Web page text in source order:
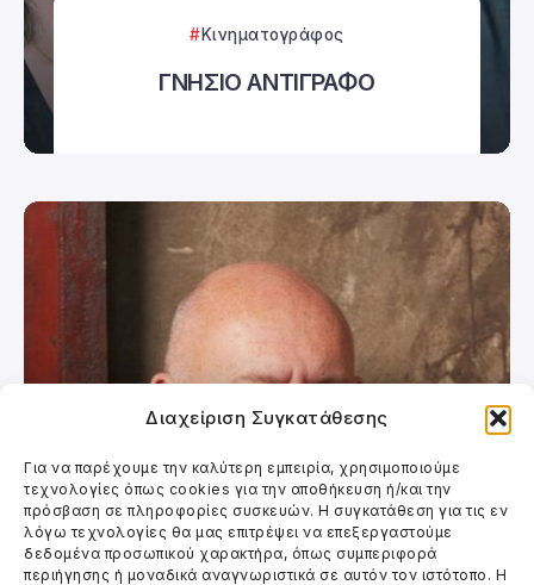
Διαχείριση Συγκατάθεσης
Για να παρέχουμε την καλύτερη εμπειρία, χρησιμοποιούμε
τεχνολογίες όπως cookies για την αποθήκευση ή/και την
πρόσβαση σε πληροφορίες συσκευών. Η συγκατάθεση για τις εν
λόγω τεχνολογίες θα μας επιτρέψει να επεξεργαστούμε
δεδομένα προσωπικού χαρακτήρα, όπως συμπεριφορά
περιήγησης ή μοναδικά αναγνωριστικά σε αυτόν τον ιστότοπο. Η
Κινηματογράφος
ΓΝΗΣΙΟ ΑΝΤΙΓΡΑΦΟ
Κινηματογράφος